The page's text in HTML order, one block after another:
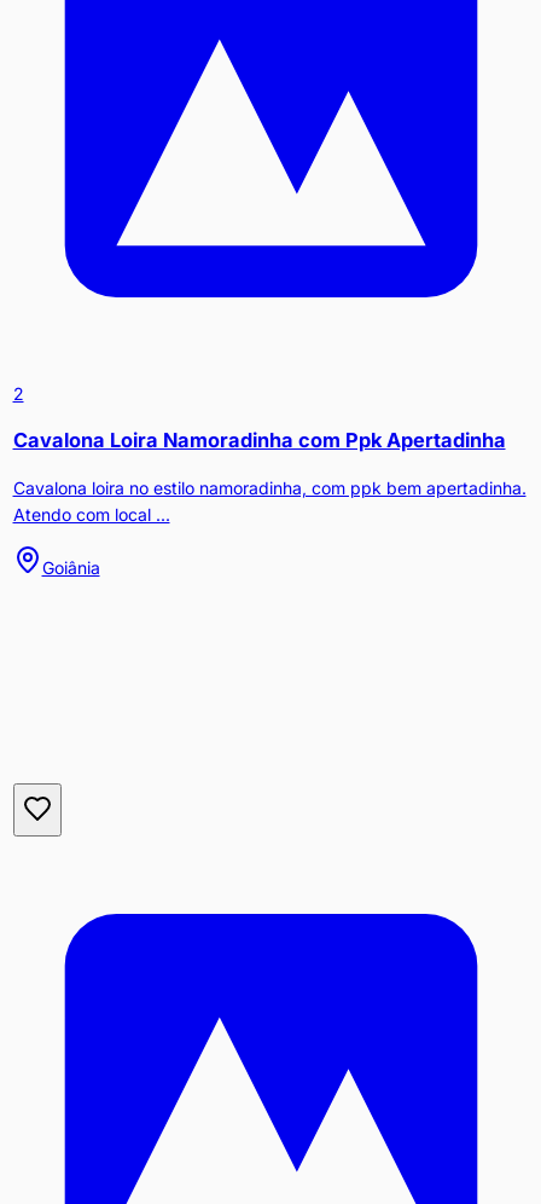
2
Cavalona Loira Namoradinha com Ppk Apertadinha
Cavalona loira no estilo namoradinha, com ppk bem apertadinha.
Atendo com local ...
Goiânia